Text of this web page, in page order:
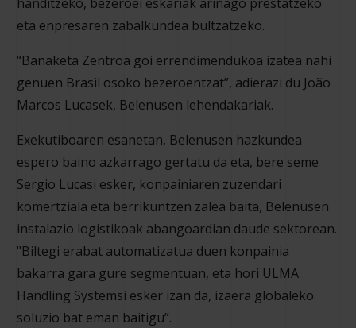
eta enpresaren zabalkundea bultzatzeko.
“Banaketa Zentroa goi errendimendukoa izatea nahi
genuen Brasil osoko bezeroentzat”, adierazi du João
Marcos Lucasek, Belenusen lehendakariak.
Exekutiboaren esanetan, Belenusen hazkundea
espero baino azkarrago gertatu da eta, bere seme
Sergio Lucasi esker, konpainiaren zuzendari
komertziala eta berrikuntzen zalea baita, Belenusen
instalazio logistikoak abangoardian daude sektorean.
"Biltegi erabat automatizatua duen konpainia
bakarra gara gure segmentuan, eta hori ULMA
Handling Systemsi esker izan da, izaera globaleko
soluzio bat eman baitigu”.